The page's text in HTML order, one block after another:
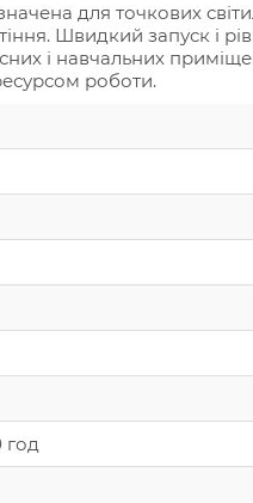
для точкових
Швидкий запуск і
і навчальних
роботи.
год